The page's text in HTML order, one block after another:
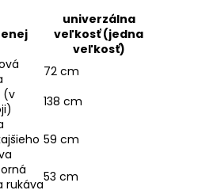
univerzálna
veľkosť (jedna
veľkosť)
72 cm
(v
138 cm
59 cm
rukáva53 cm